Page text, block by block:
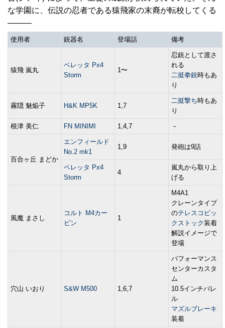
な学園に、伝説の忍者である猿飛家の末裔が転校してくる
―――
使用者 銃器名 登場話 備考
猿飛 嵐丸
ベレッタ Px4
Storm
1〜
忍銃として渡さ
れる
二挺拳銃時もあ
り
霧隠 魅焔子 H&K MP5K 1,7
二挺撃ち時もあ
り
根津 美仁 FN MINIMI 1,4,7 －
百合ヶ丘 まどか
エンフィールド
No.2 mk1
1,9 発砲は9話
ベレッタ Px4
Storm
4
嵐丸から取り上
げる
風魔 まさし
コルト M4カー
ビン
1
M4A1
クレーンタイプ
のテレスコピッ
クストック装着
解説イメージで
登場
穴山 いおり S&W M500 1,6,7
パフォーマンス
センターカスタ
ム
10.5インチバレ
ル
マズルブレーキ
装着